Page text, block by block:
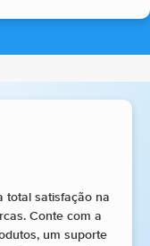
total satisfação na
Conte com a
um suporte